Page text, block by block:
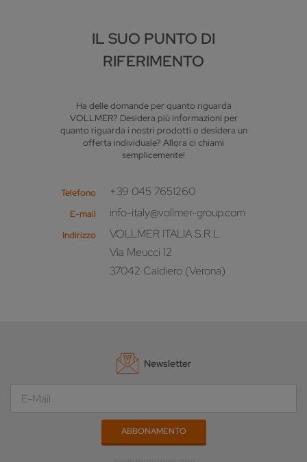
IL SUO PUNTO DI
RIFERIMENTO
Ha delle domande per quanto riguarda
VOLLMER? Desidera più informazioni per
quanto riguarda i nostri prodotti o desidera un
offerta individuale? Allora ci chiami
semplicemente!
Telefono +39 045 7651260
E-mail info-italy@vollmer-group.com
Indirizzo
VOLLMER ITALIA S.R.L.
Via Meucci 12
37042 Caldiero (Verona)
Newsletter